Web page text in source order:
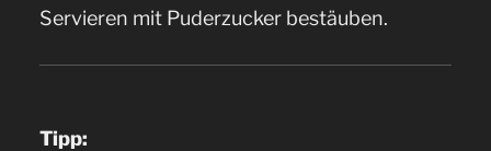
Servieren mit Puderzucker bestäuben.
Tipp: